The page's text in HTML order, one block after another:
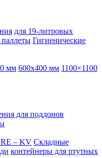
для 19-литровых
Гигиенические
мм 600х400 мм 1100×1100
для поддонов
– KV Складные
контейнеры для ртутных